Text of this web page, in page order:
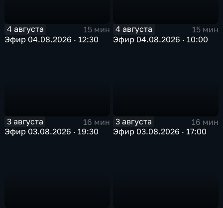
4 августа
15 мин
Эфир 04.08.2026 · 12:30
4 августа
15 мин
Эфир 04.08.2026 · 10:00
3 августа
16 мин
Эфир 03.08.2026 · 19:30
3 августа
16 мин
Эфир 03.08.2026 · 17:00